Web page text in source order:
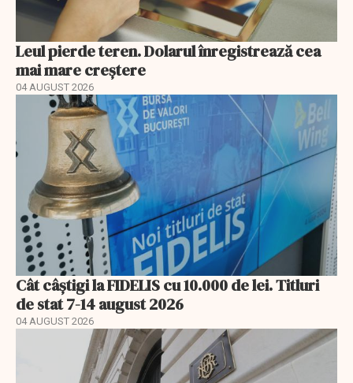
Leul pierde teren. Dolarul înregistrează cea
mai mare creștere
04 AUGUST 2026
Cât câștigi la FIDELIS cu 10.000 de lei. Titluri
de stat 7-14 august 2026
04 AUGUST 2026